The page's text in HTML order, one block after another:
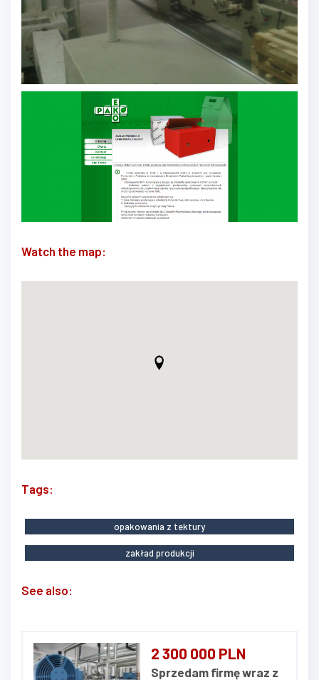
Watch the map:
Tags:
opakowania z tektury
zakład produkcji
See also:
2 300 000 PLN
Sprzedam firmę wraz z